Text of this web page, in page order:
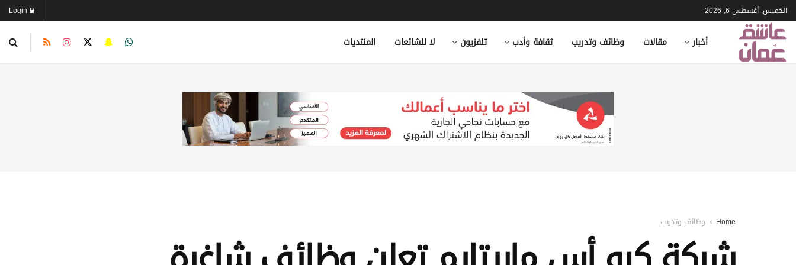
الخميس, أغسطس 6, 2026
أخبار مقالات وظائف وتدريب ثقافة وأدب تلفزيون لا للشائعات المنتديات
Home وظائف وتدريب